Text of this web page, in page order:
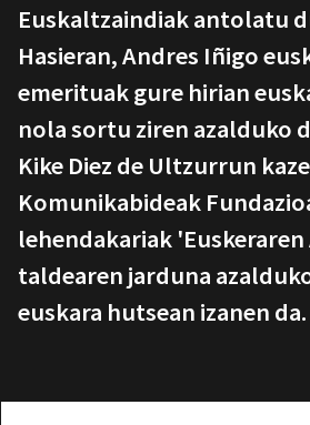
Euskaltzaindiak antolatu
Hasieran, Andres Iñigo
emerituak gure hirian
nola sortu ziren azalduko
Kike Diez de Ultzurrun
Komunikabideak
lehendakariak
taldearen jarduna
euskara hutsean izanen da.